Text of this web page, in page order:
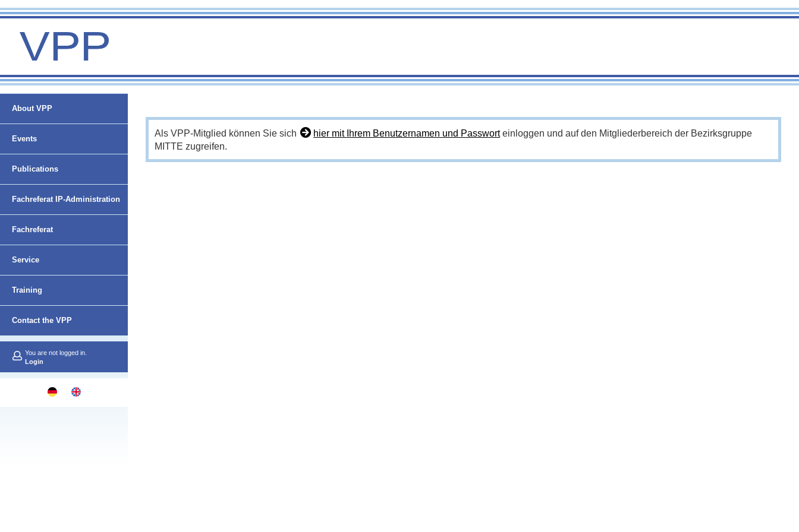
About VPP
Events
Publications
Fachreferat IP-Administration
Fachreferat
Nachwuchsförderung und
Netzwerk
Service
Training
Contact the VPP
You are not logged in.
Login
Als VPP-Mitglied können Sie sich hier mit Ihrem Benutzernamen und Passworteinloggen und auf den Mitgliederbereich der Bezirksgruppe
MITTE zugreifen.